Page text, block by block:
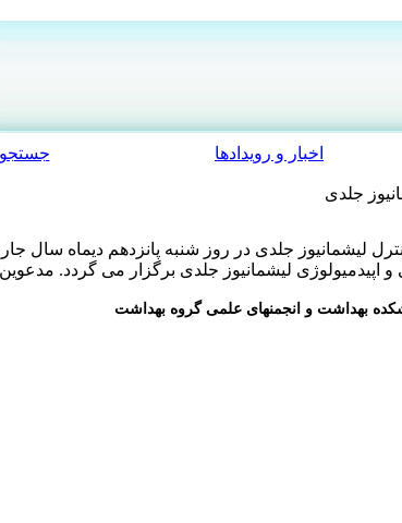
اخبار و رویدادها جستجو
جلدی
لیشمانیوز جلدی برگزار می گردد. مدعوین
بهداشت و انجمنهای علمی گروه بهداشت